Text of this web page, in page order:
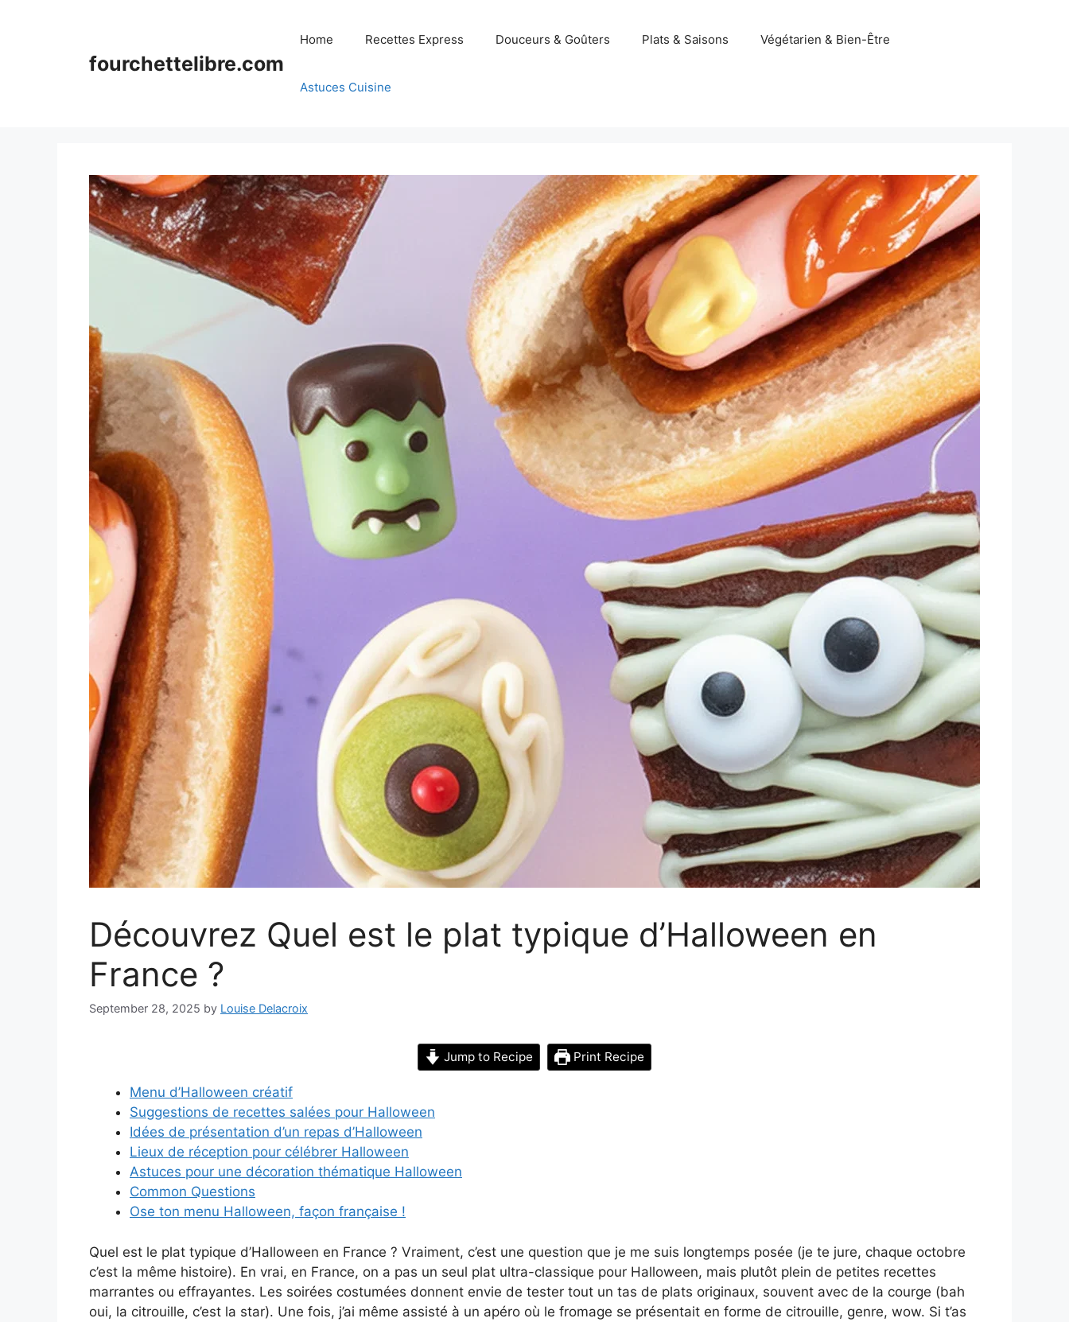
fourchettelibre.com
Home Recettes Express Douceurs & Goûters Plats & Saisons Végétarien & Bien-Être
Astuces Cuisine
Découvrez Quel est le plat typique d’Halloween en
France ?
September 28, 2025 by Louise Delacroix
Jump to Recipe Print Recipe
Menu d’Halloween créatif
Suggestions de recettes salées pour Halloween
Idées de présentation d’un repas d’Halloween
Lieux de réception pour célébrer Halloween
Astuces pour une décoration thématique Halloween
Common Questions
Ose ton menu Halloween, façon française !
Quel est le plat typique d’Halloween en France ? Vraiment, c’est une question que je me suis longtemps posée (je te jure, chaque octobre
c’est la même histoire). En vrai, en France, on a pas un seul plat ultra-classique pour Halloween, mais plutôt plein de petites recettes
marrantes ou effrayantes. Les soirées costumées donnent envie de tester tout un tas de plats originaux, souvent avec de la courge (bah
oui, la citrouille, c’est la star). Une fois, j’ai même assisté à un apéro où le fromage se présentait en forme de citrouille, genre, wow. Si t’as